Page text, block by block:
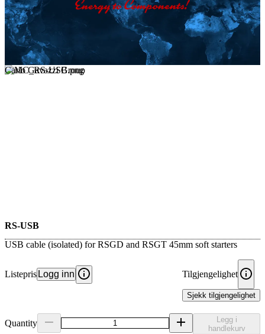
Carlo Gavazzi Group
RS-USB
USB cable (isolated) for RSGD and RSGT 45mm soft starters
Listepris Logg inn Tilgjengelighet
Sjekk tilgjengelighet
Quantity
Legg i
handlekurv